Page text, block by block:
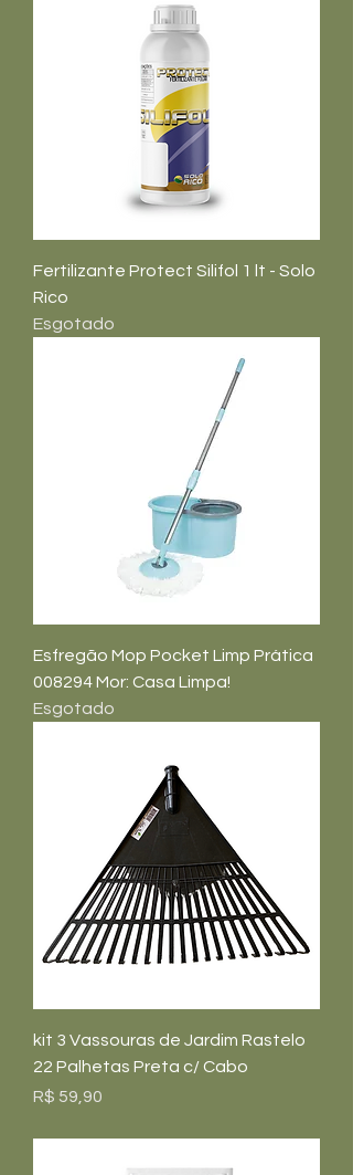
Fertilizante Protect Silifol 1 lt - Solo
Rico
Esgotado
Esfregão Mop Pocket Limp Prática
008294 Mor: Casa Limpa!
Esgotado
kit 3 Vassouras de Jardim Rastelo
22 Palhetas Preta c/ Cabo
Preço
R$ 59,90